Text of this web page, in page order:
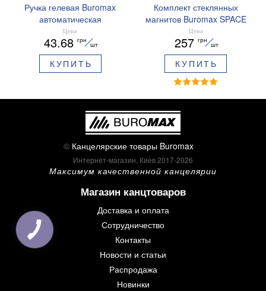
Ручка гелевая Buromax
автоматическая
ARABESKI 0.5 мм
ароматизированный грипп
синие чернила в блистере
BM.8379-02
Цена
43.68 грн
шт
КУПИТЬ
Комплект стеклянных
магнитов Buromax SPACE
12 шт 30 мм BM.0048
Цена
257 грн
шт
КУПИТЬ
© Канцелярские товары Buromax
Интернет-магазин, Киев 2017-2026
Максимум качественной канцелярии
Магазин канцтоваров
Доставка и оплата
Сотрудничество
Контакты
Новости и статьи
Распродажа
Новинки